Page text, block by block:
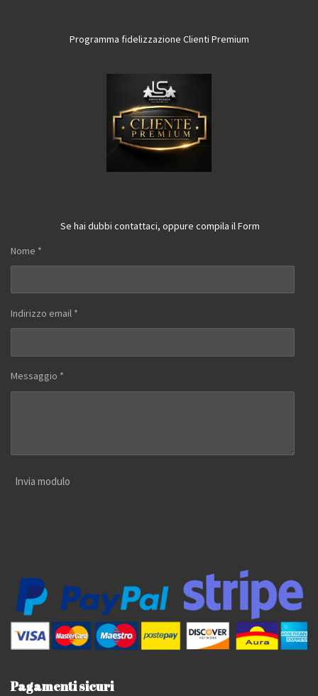
Programma fidelizzazione Clienti Premium
Se hai dubbi contattaci, oppure compila il Form
Nome *
Indirizzo email *
Messaggio *
Invia modulo
Pagamenti sicuri